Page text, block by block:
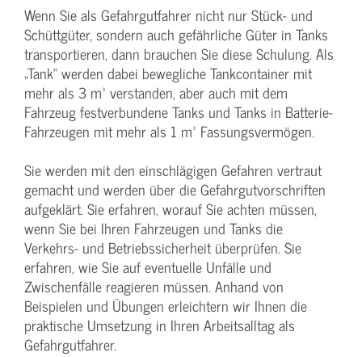
Wenn Sie als Gefahrgutfahrer nicht nur Stück- und
Schüttgüter, sondern auch gefährliche Güter in Tanks
transportieren, dann brauchen Sie diese Schulung. Als
„Tank“ werden dabei bewegliche Tankcontainer mit
mehr als 3 m³ verstanden, aber auch mit dem
Fahrzeug festverbundene Tanks und Tanks in Batterie-
Fahrzeugen mit mehr als 1 m³ Fassungsvermögen.
Sie werden mit den einschlägigen Gefahren vertraut
gemacht und werden über die Gefahrgutvorschriften
aufgeklärt. Sie erfahren, worauf Sie achten müssen,
wenn Sie bei Ihren Fahrzeugen und Tanks die
Verkehrs- und Betriebssicherheit überprüfen. Sie
erfahren, wie Sie auf eventuelle Unfälle und
Zwischenfälle reagieren müssen. Anhand von
Beispielen und Übungen erleichtern wir Ihnen die
praktische Umsetzung in Ihren Arbeitsalltag als
Gefahrgutfahrer.